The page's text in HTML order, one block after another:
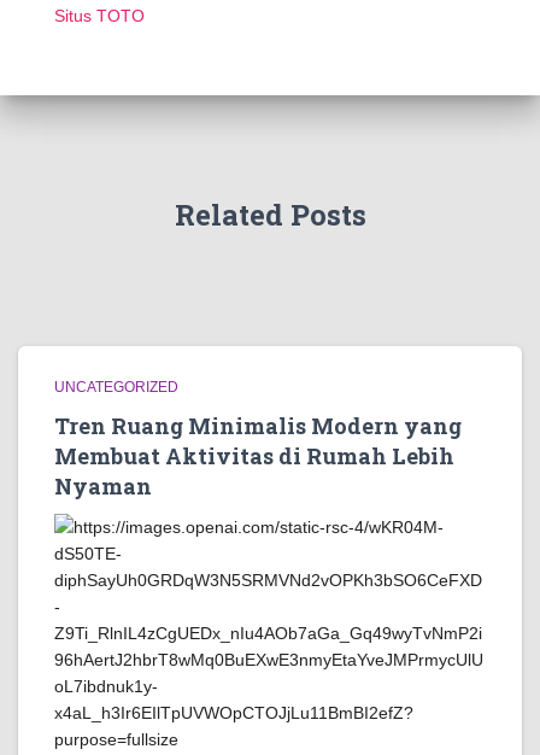
Situs TOTO
Related Posts
UNCATEGORIZED
Tren Ruang Minimalis Modern yang
Membuat Aktivitas di Rumah Lebih
Nyaman